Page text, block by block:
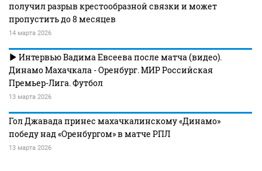
получил разрыв крестообразной связки и может
пропустить до 8 месяцев
14 марта 2026
Интервью Вадима Евсеева после матча (видео).
Динамо Махачкала - Оренбург. МИР Российская
Премьер-Лига. Футбол
13 марта 2026
Гол Джавада принес махачкалинскому «Динамо»
победу над «Оренбургом» в матче РПЛ
13 марта 2026